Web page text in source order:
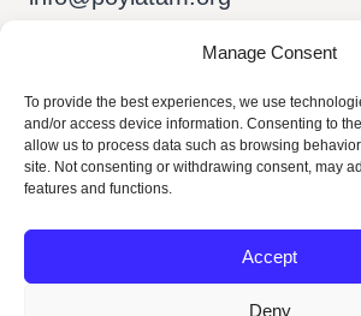
Manage Consent
To provide the best experiences, we use
and/or access device information. Consenting to
allow us to process data such as browsing
site. Not consenting or withdrawing consent, may
features and functions.
Accept
Deny
Inicio Archivo
El
Sobre el POY